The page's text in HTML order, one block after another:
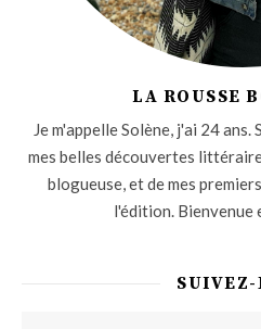
LA ROUSSE
Je m'appelle Solène, j'ai 24
mes belles découvertes
blogueuse, et de mes
l'édition. Bienvenue